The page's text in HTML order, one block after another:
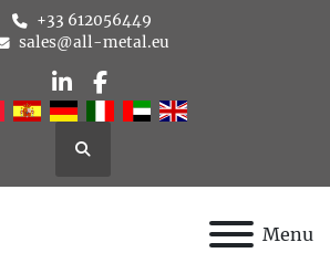
+33 612056449
sales@all-metal.eu
linkedin
facebook
Rechercher
Menu